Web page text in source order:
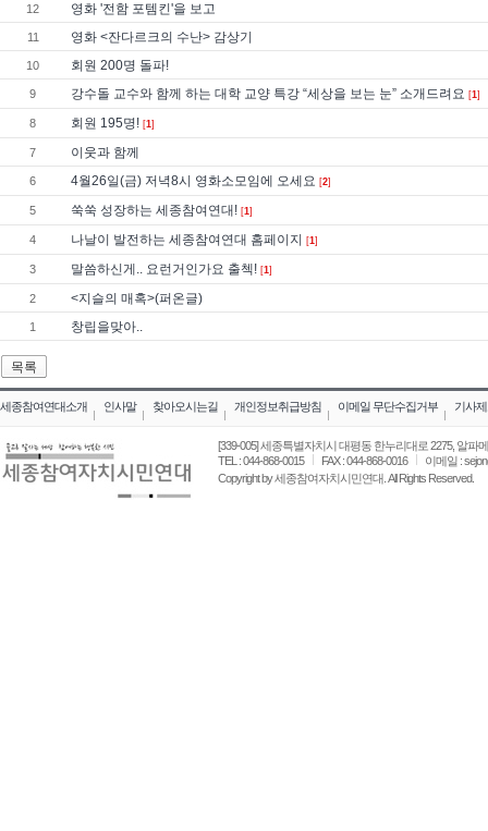
12 영화 '전함 포템킨'을 보고
11 영화 <잔다르크의 수난> 감상기
10 회원 200명 돌파!
9 강수돌 교수와 함께 하는 대학 교양 특강 “세상을 보는 눈” 소개드려요 [1]
8 회원 195명! [1]
7 이웃과 함께
6 4월26일(금) 저녁8시 영화소모임에 오세요 [2]
5 쑥쑥 성장하는 세종참여연대! [1]
4 나날이 발전하는 세종참여연대 홈페이지 [1]
3 말씀하신게.. 요런거인가요 출첵! [1]
2 <지슬의 매혹>(퍼온글)
1 창립을맞아..
목록
세종참여연대소개 인사말 찾아오시는길 개인정보취급방침 이메일 무단수집거부 기사
[339-005] 세종특별자치시 대평동 한누리대로 2275, 알파
TEL : 044-868-0015
FAX : 044-868-0016
이메일 :
Copyright by 세종참여자치시민연대. All Rights Reserved.